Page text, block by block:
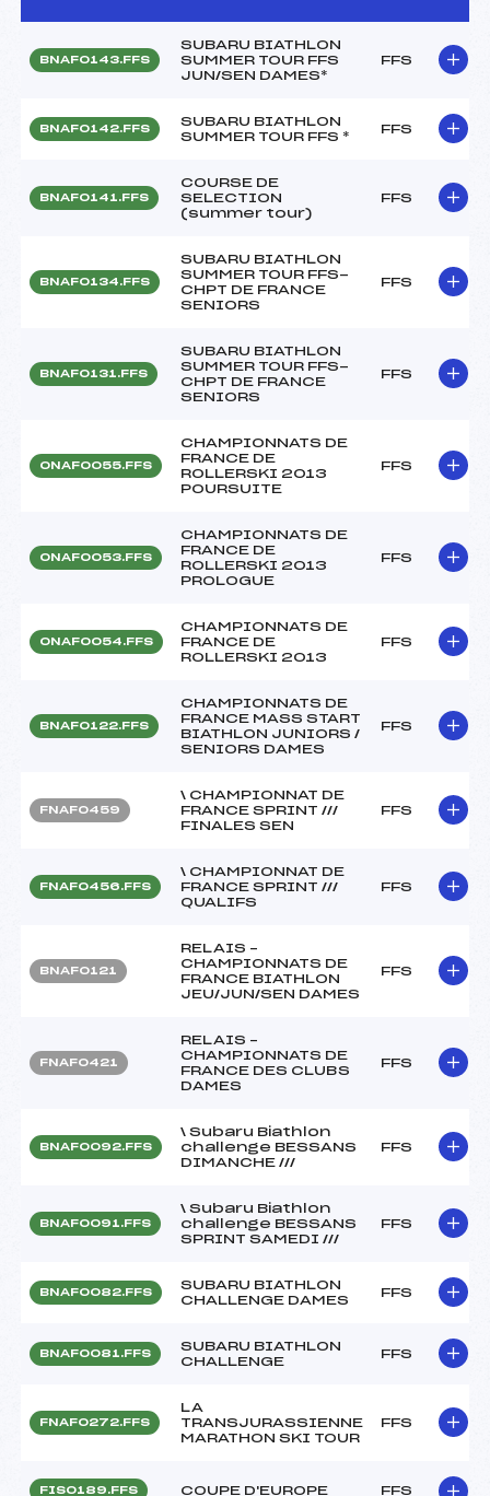
BNAF0143.FFS
SUBARU BIATHLON
SUMMER TOUR FFS
JUN/SEN DAMES*
FFS
BNAF0142.FFS
SUBARU BIATHLON
SUMMER TOUR FFS *
FFS
BNAF0141.FFS
COURSE DE
SELECTION
(summer tour)
FFS
BNAF0134.FFS
SUBARU BIATHLON
SUMMER TOUR FFS-
CHPT DE FRANCE
SENIORS
FFS
BNAF0131.FFS
SUBARU BIATHLON
SUMMER TOUR FFS-
CHPT DE FRANCE
SENIORS
FFS
ONAF0055.FFS
CHAMPIONNATS DE
FRANCE DE
ROLLERSKI 2013
POURSUITE
FFS
ONAF0053.FFS
CHAMPIONNATS DE
FRANCE DE
ROLLERSKI 2013
PROLOGUE
FFS
ONAF0054.FFS
CHAMPIONNATS DE
FRANCE DE
ROLLERSKI 2013
FFS
BNAF0122.FFS
CHAMPIONNATS DE
FRANCE MASS START
BIATHLON JUNIORS /
SENIORS DAMES
FFS
FNAF0459
\ CHAMPIONNAT DE
FRANCE SPRINT ///
FINALES SEN
FFS
FNAF0456.FFS
\ CHAMPIONNAT DE
FRANCE SPRINT ///
QUALIFS
FFS
BNAF0121
RELAIS –
CHAMPIONNATS DE
FRANCE BIATHLON
JEU/JUN/SEN DAMES
FFS
FNAF0421
RELAIS –
CHAMPIONNATS DE
FRANCE DES CLUBS
DAMES
FFS
BNAF0092.FFS
\ Subaru Biathlon
challenge BESSANS
DIMANCHE ///
FFS
BNAF0091.FFS
\ Subaru Biathlon
challenge BESSANS
SPRINT SAMEDI ///
FFS
BNAF0082.FFS
SUBARU BIATHLON
CHALLENGE DAMES
FFS
BNAF0081.FFS
SUBARU BIATHLON
CHALLENGE
FFS
FNAF0272.FFS
LA
TRANSJURASSIENNE
MARATHON SKI TOUR
FFS
FIS0189.FFS COUPE D'EUROPE FFS